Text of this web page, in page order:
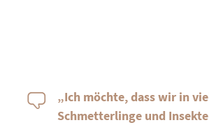
„Ich möchte, dass wir in
Schmetterlinge und